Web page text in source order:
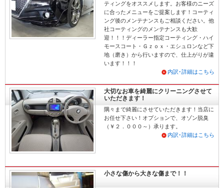
ティングをオススメします。お客様のニーズ
に合ったメニューをご提案します！コーティ
ング後のメンテナンスもご相談ください。他
社コーティングのメンテナンスも大歓
迎！！！ディーラー指定コーティング・ハイ
モースコート・Ｇｚｏｘ・エシュロンなど下
地（磨き）から行いますので、仕上がりが違
います！！！
内訳･詳細はこちら
大切なお車を綺麗にクリーニングさせて
いただきます！
隅々まで綺麗にさせていただきます！当店に
お任せ下さい！オプションで、オゾン脱臭
（￥２．０００～）承ります。
内訳･詳細はこちら
小さな傷から大きな傷まで！！